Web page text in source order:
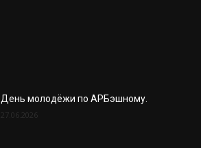
День молодёжи по АРБэшному.
27.06.2026